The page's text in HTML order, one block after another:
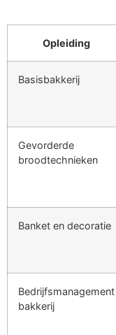
Opleiding
Basisbakkerij
Gevorderde
broodtechnieken
Banket en decoratie
Bedrijfsmanagement
bakkerij